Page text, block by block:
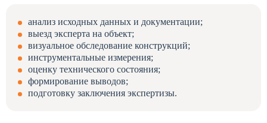
анализ исходных данных и документации;
выезд эксперта на объект;
визуальное обследование конструкций;
инструментальные измерения;
оценку технического состояния;
формирование выводов;
подготовку заключения экспертизы.